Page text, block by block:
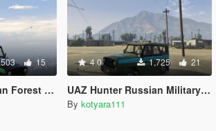
15
Лесная охрана)
4.0 1,725 21
UAZ Hunter Russian Military Road Patrol (УАЗ Хантер ВАИ)
By kotyara111